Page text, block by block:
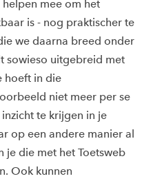
mee om het
is - nog praktischer te
we daarna breed onder
sowieso uitgebreid met
hoeft in die
niet meer per se
te krijgen in je
op een andere manier al
je die met het Toetsweb
Ook kunnen